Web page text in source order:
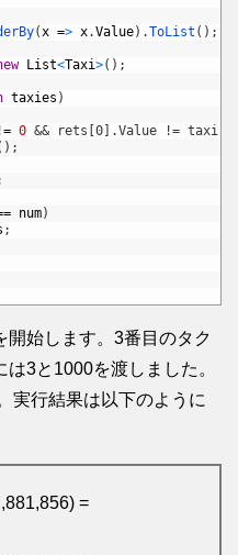
(x => x.Value) .ToList ( ) ;
List<Taxi>( ) ;
taxies )
!= 0 && rets[0].Value !=
num)
;
開始します。3番目のタク
3と1000を渡しました。
実行結果は以下のように
=